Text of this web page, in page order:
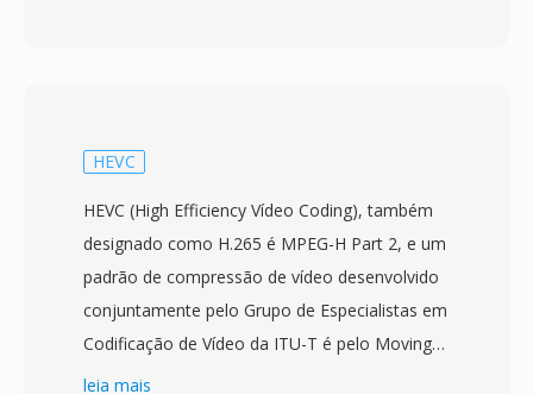
compacto projetado para entrega eficiente na
até o início dos anos 2010, o SWF alimentou
um vasto ecossistema de conteúdo web
incluindo sites animados, banners publicitarios,
jogos casuais, aplicações educacionais é
experiencias multimídia interativas. O motor de
HEVC
HEVC (High Efficiency Vídeo Coding), também
designado como H.265 é MPEG-H Part 2, e um
padrão de compressão de vídeo desenvolvido
conjuntamente pelo Grupo de Especialistas em
Codificação de Vídeo da ITU-T é pelo Moving
Picture Experts Group da ISO/IEC. Aprovado
leia mais